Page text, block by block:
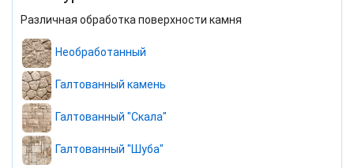
Различная обработка поверхности камня
Необработанный
Галтованный камень
Галтованный "Скала"
Галтованный "Шуба"